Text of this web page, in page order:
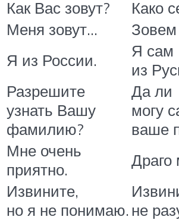
Как Вас зовут?
Како
Меня зовут…
Я из России.
Я сам
из
Разрешите
узнать Вашу
фамилию?
Да ли
могу
ваше
Мне очень
приятно.
Драго
Извините,
но я не понимаю. не